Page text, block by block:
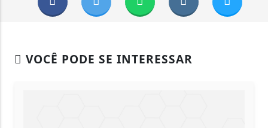
VOCÊ PODE SE INTERESSAR